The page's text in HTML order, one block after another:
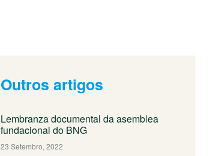
Outros artigos
Lembranza documental da asemblea
fundacional do BNG
23 Setembro, 2022